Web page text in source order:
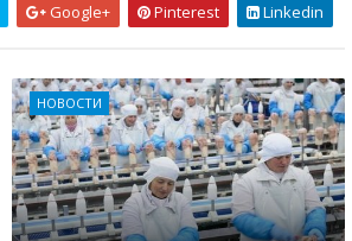
Google+ Pinterest Linkedin
НОВОСТИ